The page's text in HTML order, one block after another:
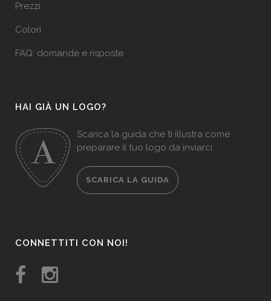
Prezzi
Colori
FAQ: domande e risposte
HAI GIÀ UN LOGO?
Scarica la guida che ti illustra come
preparare il tuo logo da inviarci.
SCARICA LA GUIDA
CONNETTITI CON NOI!